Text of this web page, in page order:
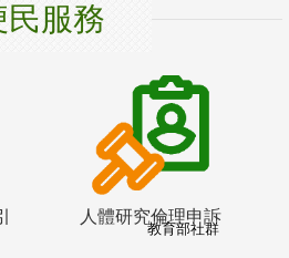
民服務
人體研究倫理申訴
教育部社群